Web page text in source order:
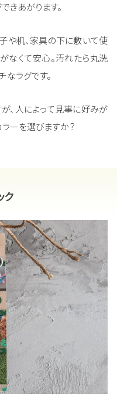
きあがります。
や机、家具の下に敷いて使
なくて安心。汚れたら丸洗
なラグです。
、人によって見事に好みが
ーを選びますか？
ク